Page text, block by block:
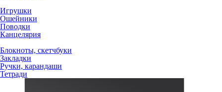
Игрушки
Ошейники
Поводки
Канцелярия
Блокноты, скетчбуки
Закладки
Ручки, карандаши
Тетради